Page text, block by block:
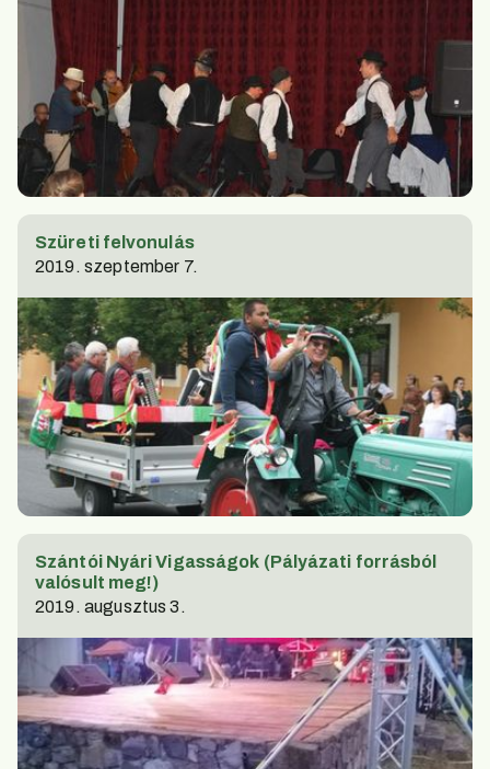
Szüreti felvonulás
2019. szeptember 7.
Szántói Nyári Vigasságok (Pályázati forrásból
valósult meg!)
2019. augusztus 3.